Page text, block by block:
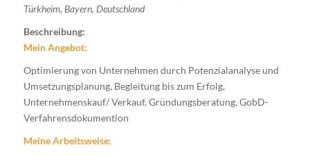
Türkheim, Bayern, Deutschland
Beschreibung:
Mein Angebot:
Optimierung von Unternehmen durch Potenzialanalyse und
Umsetzungsplanung, Begleitung bis zum Erfolg,
Unternehmenskauf/ Verkauf, Gründungsberatung, GobD-
Verfahrensdokumention
Meine Arbeitsweise: